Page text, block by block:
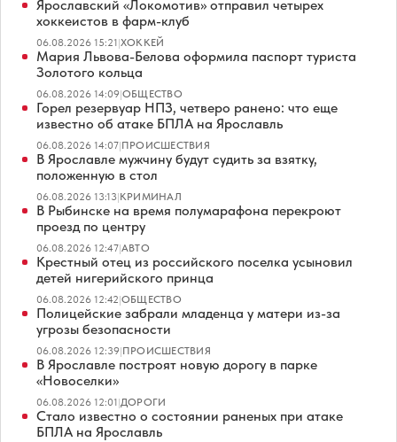
Ярославский «Локомотив» отправил четырех
хоккеистов в фарм-клуб
06.08.2026 15:21|ХОККЕЙ
Мария Львова-Белова оформила паспорт туриста
Золотого кольца
06.08.2026 14:09|ОБЩЕСТВО
Горел резервуар НПЗ, четверо ранено: что еще
известно об атаке БПЛА на Ярославль
06.08.2026 14:07|ПРОИСШЕСТВИЯ
В Ярославле мужчину будут судить за взятку,
положенную в стол
06.08.2026 13:13|КРИМИНАЛ
В Рыбинске на время полумарафона перекроют
проезд по центру
06.08.2026 12:47|АВТО
Крестный отец из российского поселка усыновил
детей нигерийского принца
06.08.2026 12:42|ОБЩЕСТВО
Полицейские забрали младенца у матери из-за
угрозы безопасности
06.08.2026 12:39|ПРОИСШЕСТВИЯ
В Ярославле построят новую дорогу в парке
«Новоселки»
06.08.2026 12:01|ДОРОГИ
Стало известно о состоянии раненых при атаке
БПЛА на Ярославль